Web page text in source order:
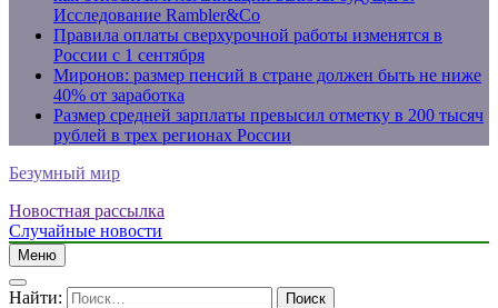
Исследование Rambler&Co
Правила оплаты сверхурочной работы изменятся в
России с 1 сентября
Миронов: размер пенсий в стране должен быть не ниже
40% от заработка
Размер средней зарплаты превысил отметку в 200 тысяч
рублей в трех регионах России
Безумный мир
Новостная рассылка
Случайные новости
Меню
Найти: